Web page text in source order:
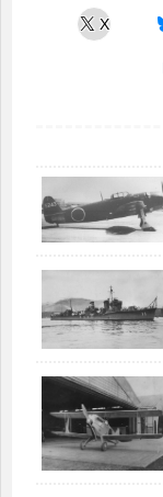
X